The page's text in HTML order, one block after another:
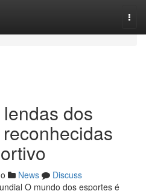
dos
News
Discuss
O mundo dos esportes é